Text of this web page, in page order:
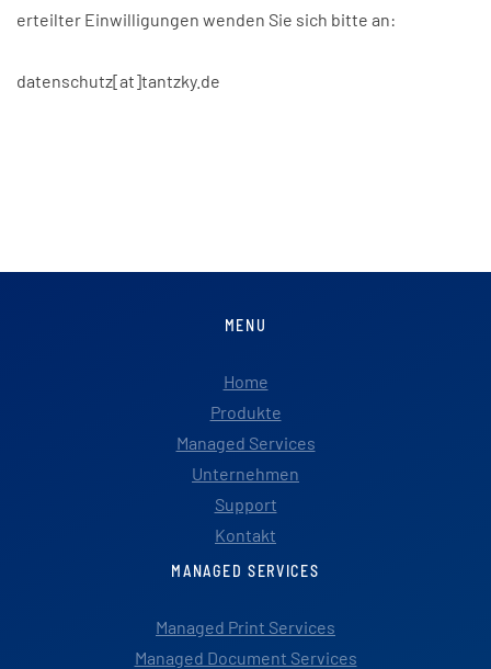
erteilter Einwilligungen wenden Sie sich bitte an:
datenschutz[at]tantzky.de
MENU
Home
Produkte
Managed Services
Unternehmen
Support
Kontakt
MANAGED SERVICES
Managed Print Services
Managed Document Services